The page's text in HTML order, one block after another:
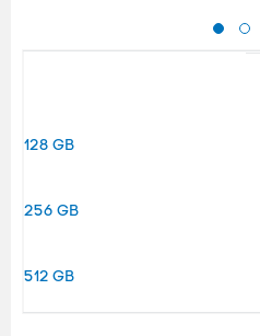
128 GB
256 GB
512 GB